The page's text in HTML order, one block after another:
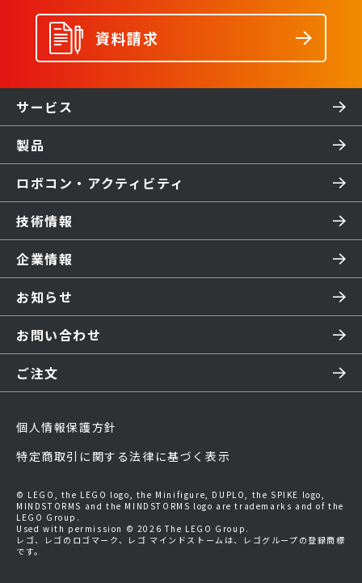
資料請求
サービス
製品
ロボコン・アクティビティ
技術情報
企業情報
お知らせ
お問い合わせ
ご注文
個人情報保護方針
特定商取引に関する法律に基づく表示
© LEGO, the LEGO logo, the Minifigure, DUPLO, the SPIKE logo,
MINDSTORMS and the MINDSTORMS logo are trademarks and of the
LEGO Group.
Used with permission © 2026 The LEGO Group.
レゴ、レゴのロゴマーク、レゴ マインドストームは、レゴグループの登録商標
です。